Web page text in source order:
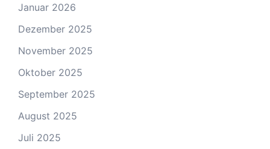
Januar 2026
Dezember 2025
November 2025
Oktober 2025
September 2025
August 2025
Juli 2025